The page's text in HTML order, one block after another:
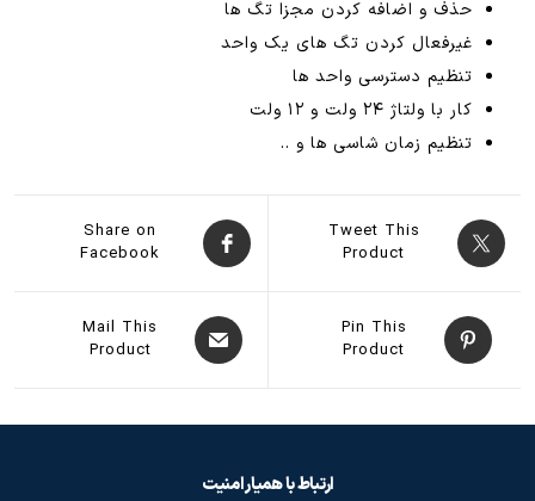
حذف و اضافه کردن مجزا تگ ها
غیرفعال کردن تگ های یک واحد
تنظیم دسترسی واحد ها
کار با ولتاژ ۲۴ ولت و ۱۲ ولت
تنظیم زمان شاسی ها و ..
Tweet This
Product
Share on
Facebook
Pin This
Product
Mail This
Product
ارتباط با همیار امنیت